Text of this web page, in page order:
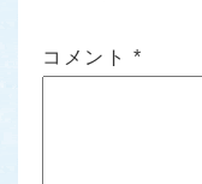
コメント *